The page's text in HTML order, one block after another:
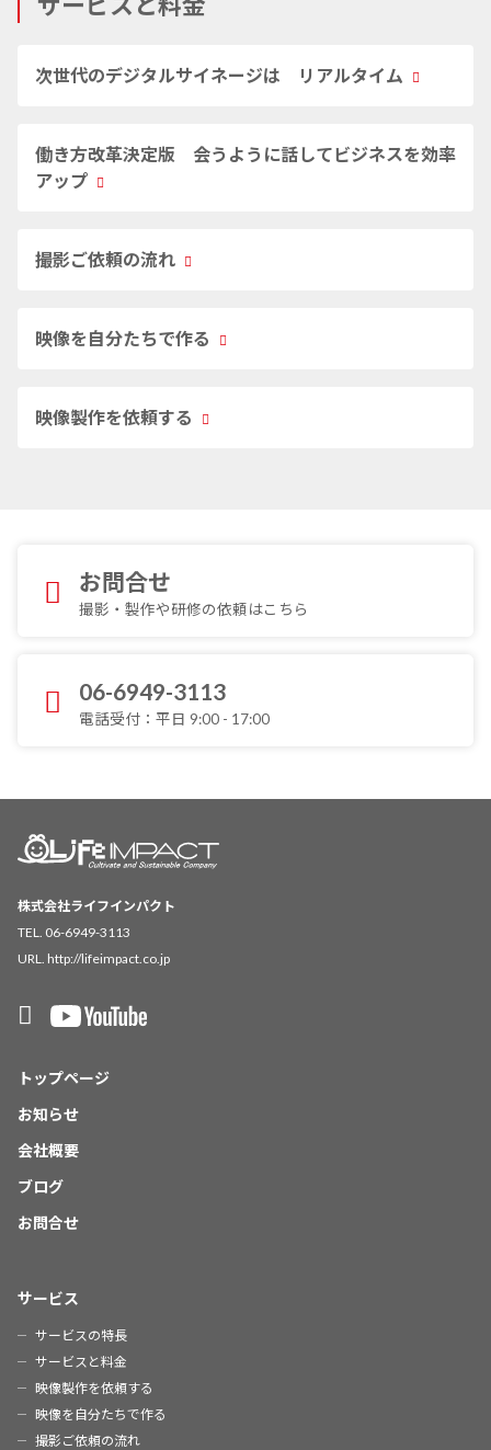
次世代のデジタルサイネージは リアルタイム
働き方改革決定版 会うように話してビジネスを効率
アップ
撮影ご依頼の流れ
映像を自分たちで作る
映像製作を依頼する
お問合せ
撮影・製作や研修の依頼はこちら
06-6949-3113
電話受付：平日 9:00 - 17:00
株式会社ライフインパクト
TEL. 06-6949-3113
URL. http://lifeimpact.co.jp
トップページ
お知らせ
会社概要
ブログ
お問合せ
サービス
サービスの特長
サービスと料金
映像製作を依頼する
映像を自分たちで作る
撮影ご依頼の流れ